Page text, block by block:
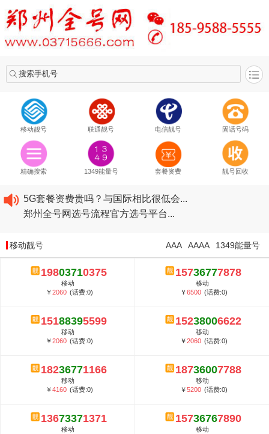
搜索手机号
移动靓号 联通靓号 电信靓号 固话号码
精确搜索 1349能量号 套餐资费 靓号回收
2020​移动最新套餐资费...
2020​联通最新套餐资费...
5G套餐资费贵吗？与国际相比很低会...
郑州全号网选号流程官方选号平台...
2020​联通最新套餐资费...
2020​电信最新套餐资费...
5G套餐资费贵吗？与国际相比很低会...
郑州全号网选号流程官方选号平台...
移动靓号 1349能量号
AAAA
AAA
19803710375
移动
￥2060 (话费:0)
15736777878
移动
￥6500 (话费:0)
15188395599
移动
￥2060 (话费:0)
15238006622
移动
￥2060 (话费:0)
18236771166
移动
￥4160 (话费:0)
18736007788
移动
￥5200 (话费:0)
13673371371
移动
15736767890
移动